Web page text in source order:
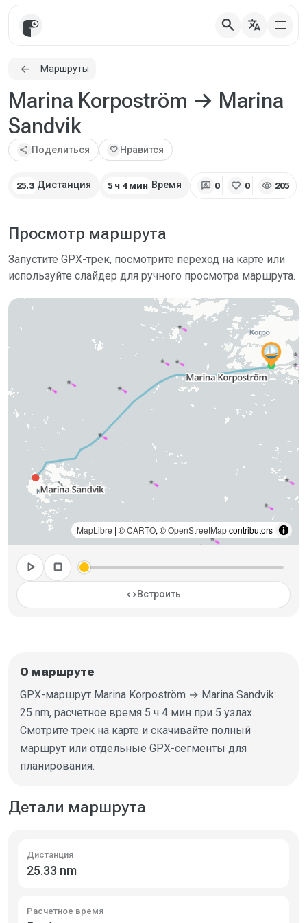
search translate
Маршруты
Marina Korpoström → Marina
Sandvik
share Поделиться favorite Нравится
25.3 Дистанция 5 ч 4 мин Время rate_review 0 favorite 0 visibility 205
Просмотр маршрута
Запустите GPX-трек, посмотрите переход на карте или
используйте слайдер для ручного просмотра маршрута.
MapLibre | ©CARTO, ©OpenStreetMapcontributors
play_arrow stop
codeВстроить
О маршруте
GPX-маршрут Marina Korpoström → Marina Sandvik:
25 nm, расчетное время 5 ч 4 мин при 5 узлах.
Смотрите трек на карте и скачивайте полный
маршрут или отдельные GPX-сегменты для
планирования.
Детали маршрута
Дистанция
25.33 nm
Расчетное время